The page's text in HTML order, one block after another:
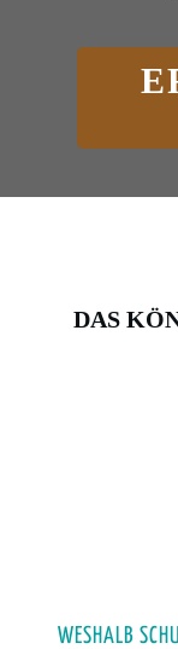
DAS
WESHALB